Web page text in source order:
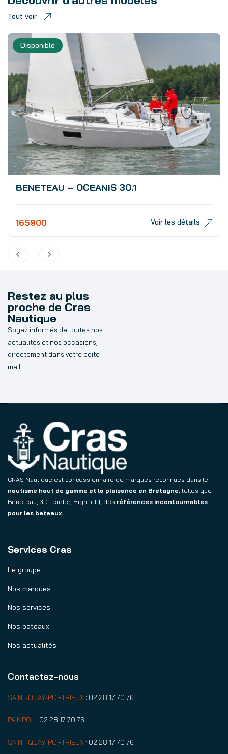
Tout voir
Disponible
BENETEAU – OCEANIS 30.1
165900 Voir les détails
Restez au plus
proche de Cras
Nautique
Soyez informés de toutes nos
actualités et nos occasions,
directement dans votre boite
mail.
CRAS Nautique est concessionnaire de marques reconnues dans le
nautisme haut de gamme et la plaisance en Bretagne , telles que
Beneteau, 3D Tender, Highfield, des références incontournables
pour les bateaux.
Services Cras
Le groupe
Nos marques
Nos services
Nos bateaux
Nos actualités
Contactez-nous
SAINT-QUAY-PORTRIEUX : 02 28 17 70 76
PAIMPOL : 02 28 17 70 76
SAINT-QUAY-PORTRIEUX : 02 28 17 70 76